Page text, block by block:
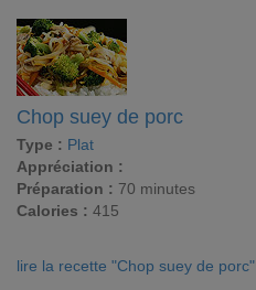
Chop suey de porc
Type : Plat
Appréciation :
Préparation : 70 minutes
Calories : 415
lire la recette "Chop suey de porc"